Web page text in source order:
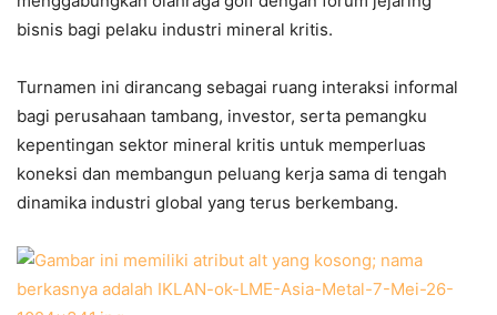
bisnis bagi pelaku industri mineral kritis.
Turnamen ini dirancang sebagai ruang interaksi informal
bagi perusahaan tambang, investor, serta pemangku
kepentingan sektor mineral kritis untuk memperluas
koneksi dan membangun peluang kerja sama di tengah
dinamika industri global yang terus berkembang.